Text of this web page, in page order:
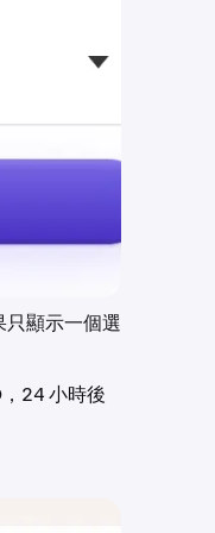
顯示一個選
24 小時後